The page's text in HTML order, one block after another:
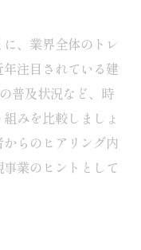
、業界全体のトレ
注目されている建
普及状況など、時
みを比較しましょ
らのヒアリング内
業のヒントとして